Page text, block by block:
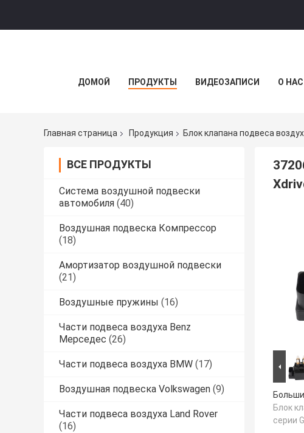
ДОМОЙ ПРОДУКТЫ ВИДЕОЗАПИСИ О НАС
Главная страница Продукция Блок клапана подвеса
ВСЕ ПРОДУКТЫ
Система воздушной подвески
автомобиля (40)
Воздушная подвеска Компрессор
(18)
Амортизатор воздушной подвески
(21)
Воздушные пружины (16)
Части подвеса воздуха Benz
Мерседес (26)
Части подвеса воздуха BMW (17)
Воздушная подвеска Volkswagen (9)
Части подвеса воздуха Land Rover
(16)
Блок
серии